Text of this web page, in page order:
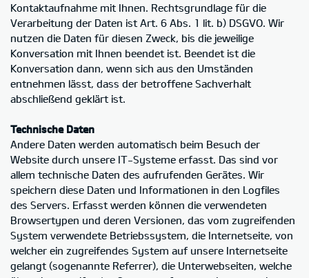
Kontaktaufnahme mit Ihnen. Rechtsgrundlage für die
Verarbeitung der Daten ist Art. 6 Abs. 1 lit. b) DSGVO. Wir
nutzen die Daten für diesen Zweck, bis die jeweilige
Konversation mit Ihnen beendet ist. Beendet ist die
Konversation dann, wenn sich aus den Umständen
entnehmen lässt, dass der betroffene Sachverhalt
abschließend geklärt ist.
Technische Daten
Andere Daten werden automatisch beim Besuch der
Website durch unsere IT-Systeme erfasst. Das sind vor
allem technische Daten des aufrufenden Gerätes. Wir
speichern diese Daten und Informationen in den Logfiles
des Servers. Erfasst werden können die verwendeten
Browsertypen und deren Versionen, das vom zugreifenden
System verwendete Betriebssystem, die Internetseite, von
welcher ein zugreifendes System auf unsere Internetseite
gelangt (sogenannte Referrer), die Unterwebseiten, welche